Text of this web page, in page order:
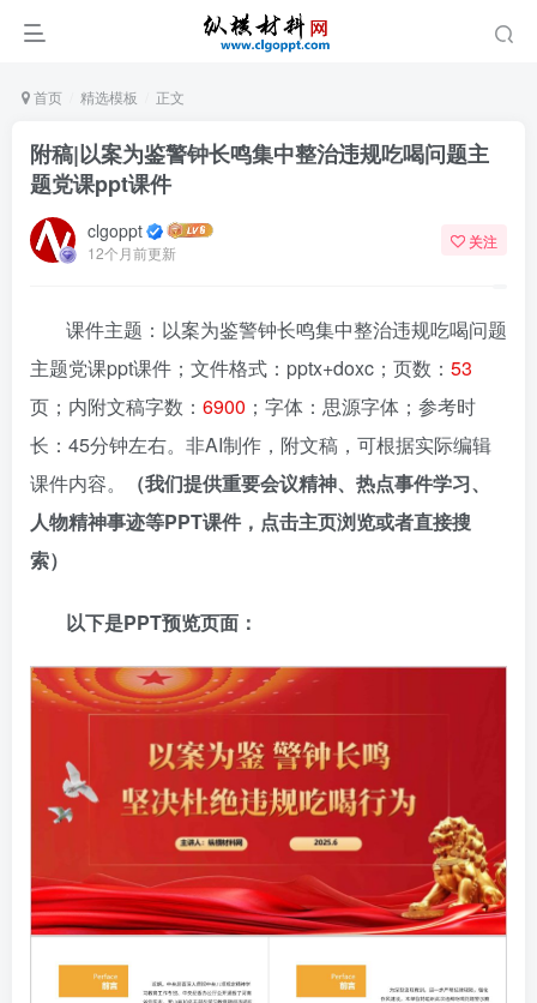
首页 精选模板 正文
附稿|以案为鉴警钟长鸣集中整治违规吃喝问题主
题党课ppt课件
clgoppt
12个月前更新
关注
课件主题：以案为鉴警钟长鸣集中整治违规吃喝问题
主题党课ppt课件；文件格式：pptx+doxc；页数： 53
页；内附文稿字数： 6900 ；字体：思源字体；参考时
长：45分钟左右。非AI制作，附文稿，可根据实际编辑
课件内容。
（我们提供重要会议精神、热点事件学习、
人物精神事迹等PPT课件，点击主页浏览或者直接搜
索）
以下是PPT预览页面：